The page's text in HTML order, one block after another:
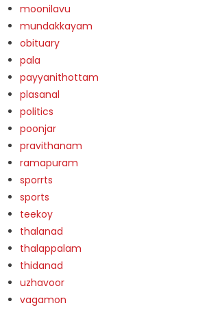
moonilavu
mundakkayam
obituary
pala
payyanithottam
plasanal
politics
poonjar
pravithanam
ramapuram
sporrts
sports
teekoy
thalanad
thalappalam
thidanad
uzhavoor
vagamon